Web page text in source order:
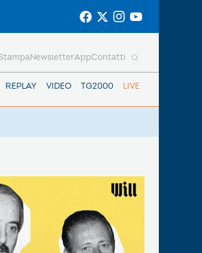
REPLAY VIDEO TG2000 LIVE
NewsletterAppContatti